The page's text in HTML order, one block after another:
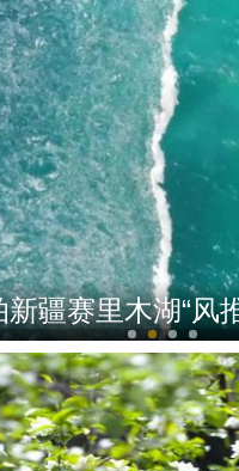
新疆赛里木湖“风